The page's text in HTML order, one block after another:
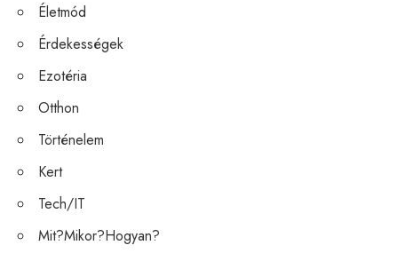
Életmód
Érdekességek
Ezotéria
Otthon
Történelem
Kert
Tech/IT
Mit?Mikor?Hogyan?